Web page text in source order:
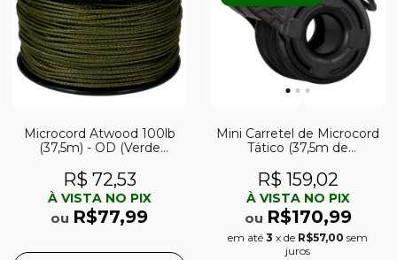
Microcord Atwood 100lb
(37,5m) - OD (Verde
R$ 72,53
À VISTA NO PIX
ou R$77,99
Mini Carretel de Microcord
Tático (37,5m de
Preto
R$ 159,02
À VISTA NO PIX
ou R$170,99
em até 3 x de R$57,00 sem
juros